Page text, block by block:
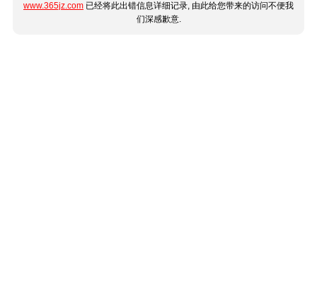
www.365jz.com 已经将此出错信息详细记录, 由此给您带来的访问不便我
们深感歉意.